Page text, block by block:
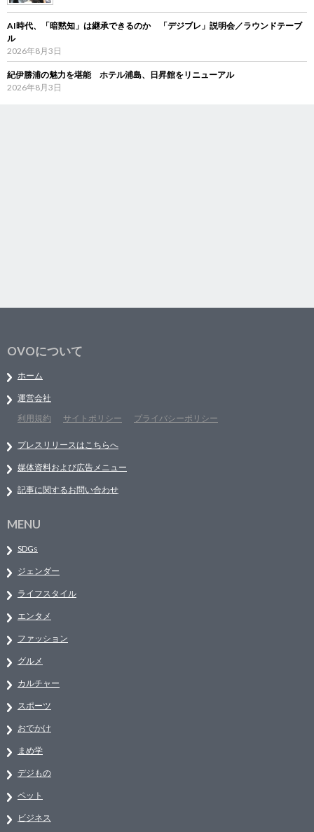
AI時代、「暗黙知」は継承できるのか 「デジブレ」説明会／ラウンドテーブ
ル
2026年8月3日
紀伊勝浦の魅力を堪能 ホテル浦島、日昇館をリニューアル
2026年8月3日
OVOについて
ホーム
運営会社
利用規約
サイトポリシー プライバシーポリシー
プレスリリースはこちらへ
媒体資料および広告メニュー
記事に関するお問い合わせ
MENU
SDGs
ジェンダー
ライフスタイル
エンタメ
ファッション
グルメ
カルチャー
スポーツ
おでかけ
まめ学
デジもの
ペット
ビジネス